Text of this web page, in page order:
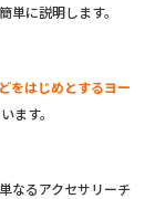
単に説明します。
をはじめとするヨー
ます。
なるアクセサリーチ